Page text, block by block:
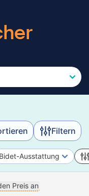
Filtern
Bidet-Ausstattung
Preis an